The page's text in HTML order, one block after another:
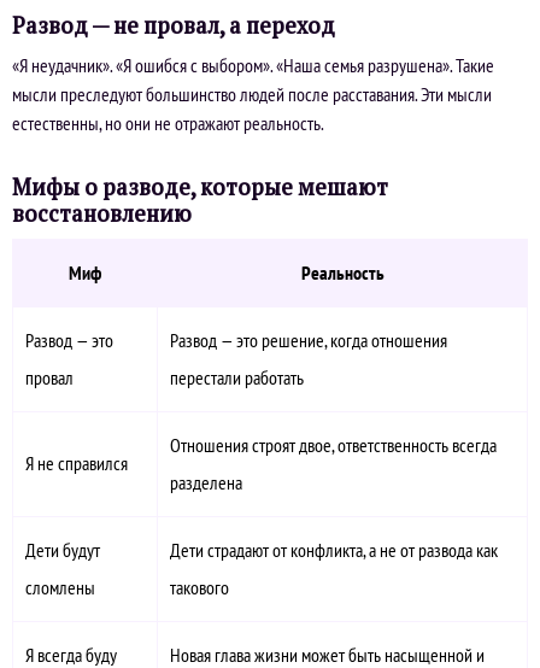
Развод — не провал, а переход
«Я неудачник». «Я ошибся с выбором». «Наша семья разрушена». Такие
мысли преследуют большинство людей после расставания. Эти мысли
естественны, но они не отражают реальность.
Мифы о разводе, которые мешают
восстановлению
Миф Реальность
Развод — это
провал
Развод — это решение, когда отношения
перестали работать
Я не справился
Отношения строят двое, ответственность всегда
разделена
Дети будут
сломлены
Дети страдают от конфликта, а не от развода как
такового
Я всегда буду
Новая глава жизни может быть насыщенной и